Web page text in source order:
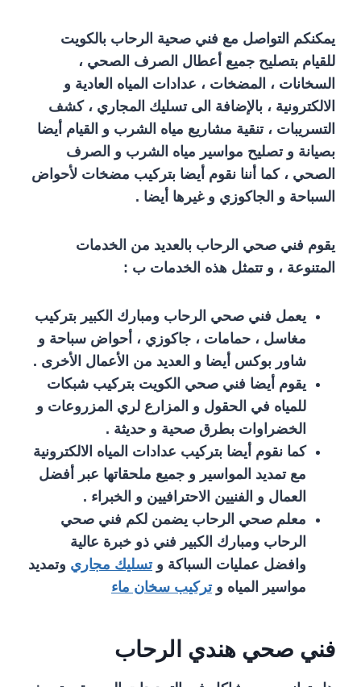
يمكنكم التواصل مع فني صحية الرحاب بالكويت
للقيام بتصليح جميع أعطال الصرف الصحي ،
السخانات ، المضخات ، عدادات المياه العادية و
الالكترونية ، بالإضافة الى تسليك المجاري ، كشف
التسريبات ، تنقية مشاريع مياه الشرب و القيام أيضا
بصيانة و تصليح مواسير مياه الشرب و الصرف
الصحي ، كما أننا نقوم أيضا بتركيب مضخات لأحواض
السباحة و الجاكوزي و غيرها أيضا .
يقوم فني صحي الرحاب بالعديد من الخدمات
المتنوعة ، و تتمثل هذه الخدمات ب :
يعمل فني صحي الرحاب ومبارك الكبير بتركيب
مغاسل ، حمامات ، جاكوزي ، أحواض سباحة و
شاور بوكس أيضا و العديد من الأعمال الأخرى .
يقوم أيضا فني صحي الكويت بتركيب شبكات
للمياه في الحقول و المزارع لري المزروعات و
الخضراوات بطرق صحية و حديثة .
كما نقوم أيضا بتركيب عدادات المياه الالكترونية
مع تمديد المواسير و جميع ملحقاتها عبر أفضل
العمال و الفنيين الاحترافيين و الخبراء .
معلم صحي الرحاب يضمن لكم فني صحي
الرحاب ومبارك الكبير فني ذو خبرة عالية
وافضل عمليات السباكة وتسليك مجاري وتمديد
مواسير المياه وتركيب سخان ماء
فني صحي هندي الرحاب